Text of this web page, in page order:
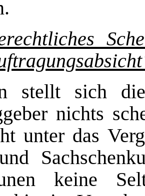
stellt sich
nichts
unter das
keine